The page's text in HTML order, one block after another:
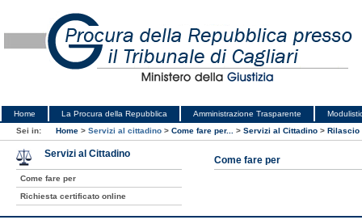
Home La Procura della Repubblica Amministrazione Trasparente
Sei in:
Home > Servizi al cittadino > Come fare per... > Servizi al Cittadino > Rilascio
Come fare per
Servizi al Cittadino
Come fare per
Richiesta certificato online